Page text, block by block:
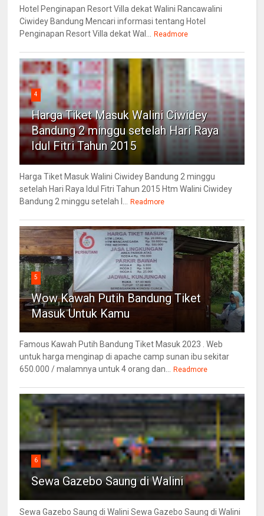
Hotel Penginapan Resort Villa dekat Walini Rancawalini
Ciwidey Bandung Mencari informasi tentang Hotel
Penginapan Resort Villa dekat Wal...
Readmore
4
Harga Tiket Masuk Walini Ciwidey
Bandung 2 minggu setelah Hari Raya
Idul Fitri Tahun 2015
Harga Tiket Masuk Walini Ciwidey Bandung 2 minggu
setelah Hari Raya Idul Fitri Tahun 2015 Htm Walini Ciwidey
Bandung 2 minggu setelah l...
Readmore
5
Wow Kawah Putih Bandung Tiket
Masuk Untuk Kamu
Famous Kawah Putih Bandung Tiket Masuk 2023 . Web
untuk harga menginap di apache camp sunan ibu sekitar
650.000 / malamnya untuk 4 orang dan...
Readmore
6
Sewa Gazebo Saung di Walini
Sewa Gazebo Saung di Walini Sewa Gazebo Saung di Walini